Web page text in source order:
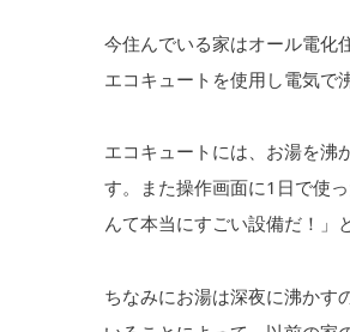
今住んでいる家はオール電化
エコキュートを使用し電気で
エコキュートには、お湯を沸
す。また操作画面に1日で使
んて本当にすごい設備だ！」
ちなみにお湯は深夜に沸かす